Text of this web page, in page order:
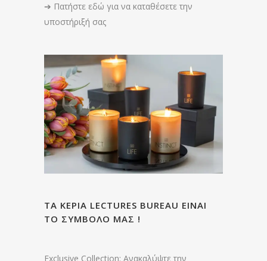
➔ Πατήστε εδώ για να καταθέσετε την
υποστήριξή σας
ΤΑ ΚΕΡΙΑ LECTURES BUREAU ΕΙΝΑΙ
ΤΟ ΣΥΜΒΟΛΟ ΜΑΣ !
Exclusive Collection: Ανακαλύψτε την